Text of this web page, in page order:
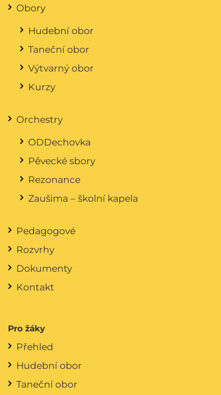
Obory
Hudební obor
Taneční obor
Výtvarný obor
Kurzy
Orchestry
ODDechovka
Pěvecké sbory
Rezonance
Zaušima – školní kapela
Pedagogové
Rozvrhy
Dokumenty
Kontakt
Pro žáky
Přehled
Hudební obor
Taneční obor